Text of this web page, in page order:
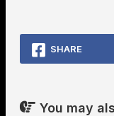
SHARE
You may